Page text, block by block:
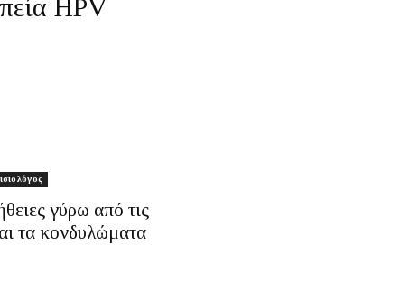
HPV
γύρω από τις
τα κονδυλώματα